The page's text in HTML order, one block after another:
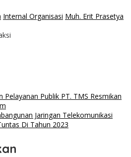
Internal Organisasi Muh. Erit Prasetya
Pelayanan Publik PT. TMS Resmikan
Jaringan Telekomunikasi
Di Tahun 2023